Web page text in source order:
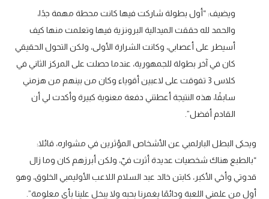
ويضيف: “أول بطولة شاركت فيها كانت محطة مهمة جدًا،
والحمد لله حققت الميدالية البرونزية فيها وتعلمت منها كيف
أسيطر على أعصابي، وكانت الشرارة الأولى، ولكن التحول الحقيقي
كان في آخر بطولة للجمهورية، عندما حصلت على المركز الثاني في
كلاس 3 تفوقت على لاعبين أقوياء وكان من بينهم من هزمني
سابقًا، هذه النتيجة أعطتني دفعة معنوية كبيرة وأكدت لي أن
القادم أفضل”.
ويحكى البطل البارلمبي عن الأشخاص المؤثرين في مشواره، قائلا:
“بالطبع هناك شخصيات عديدة أثرت فيّ، ولكن أبرزهم كان وما زال
قدوتي وأخي الأكبر، كابتن خالد عبد السلام اللاعب الأوليمبي الخلوق، وهو
أول من علمني اللعبة ودائمًا يغمرنا بحبه ولا يبخل علينا بأي معلومة”.